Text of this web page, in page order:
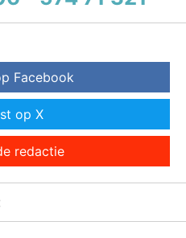
Facebook
op X
redactie